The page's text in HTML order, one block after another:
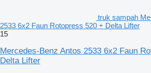
truk sampah
2533 6x2 Faun Rotopress 520 + Delta Lifter
15
Mercedes-Benz Antos 2533 6x2 Faun
Delta Lifter